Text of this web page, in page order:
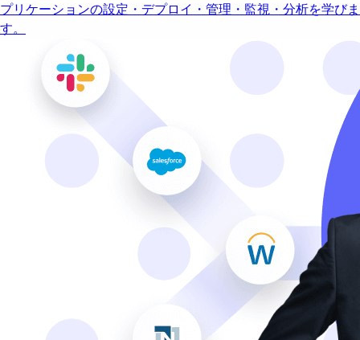
プリケーションの設定・デプロイ・管理・監視・分析を学びま
す。